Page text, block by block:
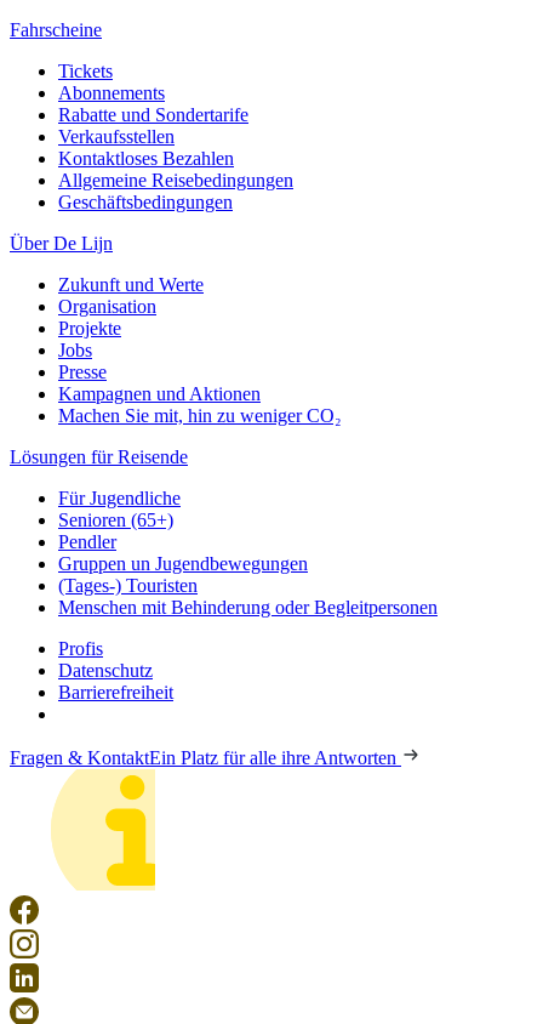
Fahrscheine
Tickets
Abonnements
Rabatte und Sondertarife
Verkaufsstellen
Kontaktloses Bezahlen
Allgemeine Reisebedingungen
Geschäftsbedingungen
Über De Lijn
Zukunft und Werte
Organisation
Projekte
Jobs
Presse
Kampagnen und Aktionen
Machen Sie mit, hin zu weniger CO₂
Lösungen für Reisende
Für Jugendliche
Senioren (65+)
Pendler
Gruppen un Jugendbewegungen
(Tages-) Touristen
Menschen mit Behinderung oder Begleitpersonen
Profis
Datenschutz
Barrierefreiheit
Fragen & KontaktEin Platz für alle ihre Antworten